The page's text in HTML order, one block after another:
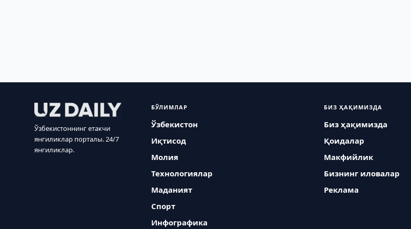
Ўзбекистоннинг етакчи
янгиликлар порталы. 24/7
янгиликлар.
БЎЛИМЛАР
Ўзбекистон
Иқтисод
Молия
Технологиялар
Маданият
Спорт
Инфографика
БИЗ ҲАҚИМИЗДА
Биз ҳақимизда
Қоидалар
Макфийлик
Бизнинг иловалар
Реклама